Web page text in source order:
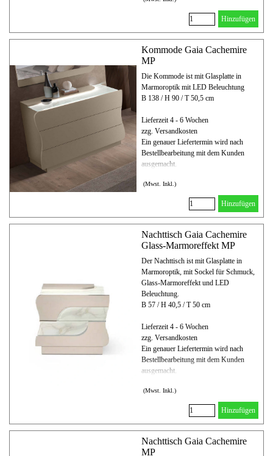
Hinzufügen
Kommode Gaia Cachemire
MP
Die Kommode ist mit Glasplatte in
Marmoroptik mit LED Beleuchtung
B 138 / H 90 / T 50,5 cm
Lieferzeit 4 - 6 Wochen
zzg. Versandkosten
Ein genauer Liefertermin wird nach
Bestellbearbeitung mit dem Kunden
ausgemacht.
(Mwst. Inkl.)
Hinzufügen
Nachttisch Gaia Cachemire
Glass-Marmoreffekt MP
Der Nachttisch ist mit Glasplatte in
Marmoroptik, mit Sockel für Schmuck,
Glass-Marmoreffekt und LED
Beleuchtung.
B 57 / H 40,5 / T 50 cm
Lieferzeit 4 - 6 Wochen
zzg. Versandkosten
Ein genauer Liefertermin wird nach
Bestellbearbeitung mit dem Kunden
ausgemacht.
(Mwst. Inkl.)
Hinzufügen
Nachttisch Gaia Cachemire
MP